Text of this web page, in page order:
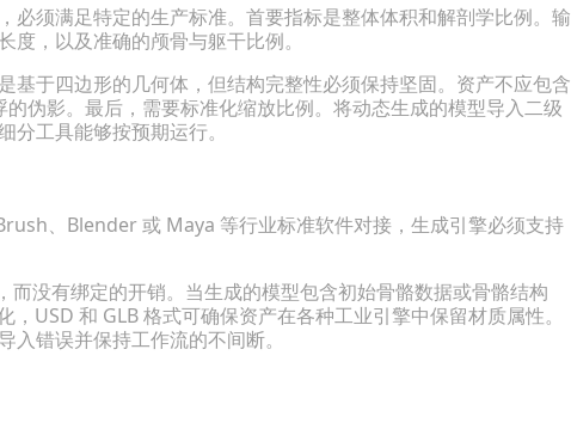
须满足特定的生产标准。首要指标是整体体积和解剖学比例。输
，以及准确的颅骨与躯干比例。
于四边形的几何体，但结构完整性必须保持坚固。资产不应包含
伪影。最后，需要标准化缩放比例。将动态生成的模型导入二级
工具能够按预期运行。
、Blender 或 Maya 等行业标准软件对接，生成引擎必须支持
而没有绑定的开销。当生成的模型包含初始骨骼数据或骨骼结构
USD 和 GLB 格式可确保资产在各种工业引擎中保留材质属性。
错误并保持工作流的不间断。